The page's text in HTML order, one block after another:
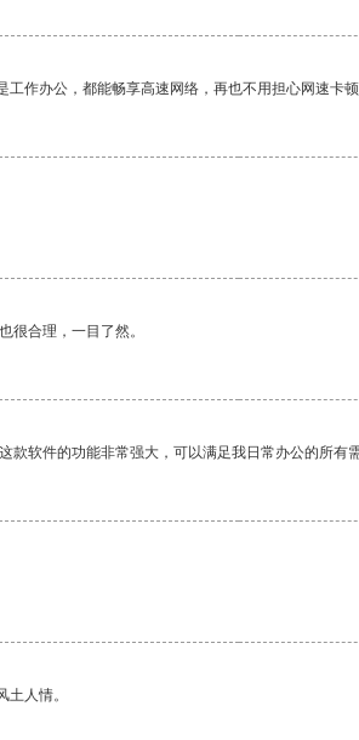
作办公，都能畅享高速网络，再也不用担心网速卡
很合理，一目了然。
软件的功能非常强大，可以满足我日常办公的所有
人情。